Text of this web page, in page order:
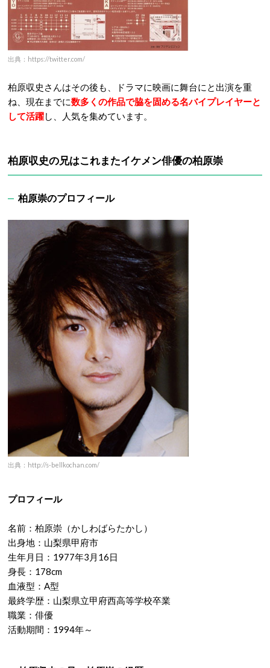
出典：https://twitter.com/
柏原収史さんはその後も、ドラマに映画に舞台にと出演を重
ね、現在までに数多くの作品で脇を固める名バイプレイヤーと
して活躍し、人気を集めています。
柏原収史の兄はこれまたイケメン俳優の柏原崇
柏原崇のプロフィール
出典：http://s-bellkochan.com/
プロフィール
名前：柏原崇（かしわばらたかし）
出身地：山梨県甲府市
生年月日：1977年3月16日
身長：178cm
血液型：A型
最終学歴：山梨県立甲府西高等学校卒業
職業：俳優
活動期間：1994年～